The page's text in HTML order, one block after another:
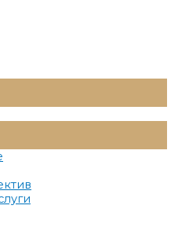
Меню
Меню